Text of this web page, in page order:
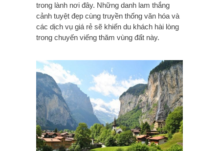
trong lành nơi đây. Những danh lam thắng
cảnh tuyệt đẹp cùng truyền thống văn hóa và
các dịch vụ giá rẻ sẽ khiến du khách hài lòng
trong chuyến viếng thăm vùng đất này.